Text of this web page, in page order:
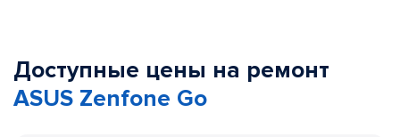
Доступные цены на ремонт
ASUS Zenfone Go